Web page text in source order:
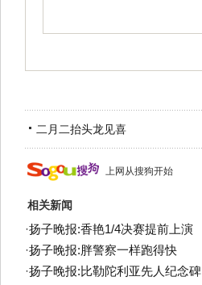
二月二抬头龙见喜
上网从搜狗开始
相关新闻
·扬子晚报:香艳1/4决赛提前上演
·扬子晚报:胖警察一样跑得快
·扬子晚报:比勒陀利亚先人纪念碑